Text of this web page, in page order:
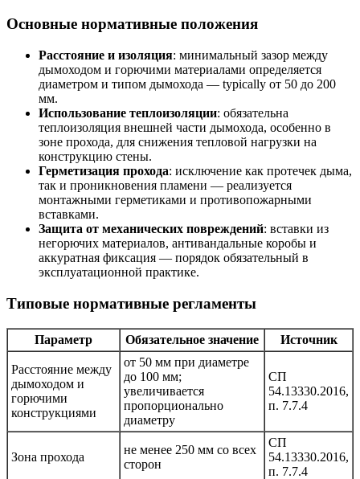
Основные нормативные положения
Расстояние и изоляция: минимальный зазор между
дымоходом и горючими материалами определяется
диаметром и типом дымохода — typically от 50 до 200
мм.
Использование теплоизоляции: обязательна
теплоизоляция внешней части дымохода, особенно в
зоне прохода, для снижения тепловой нагрузки на
конструкцию стены.
Герметизация прохода: исключение как протечек дыма,
так и проникновения пламени — реализуется
монтажными герметиками и противопожарными
вставками.
Защита от механических повреждений: вставки из
негорючих материалов, антивандальные коробы и
аккуратная фиксация — порядок обязательный в
эксплуатационной практике.
Типовые нормативные регламенты
Параметр Обязательное значение Источник
Расстояние между
дымоходом и
горючими
конструкциями
от 50 мм при диаметре
до 100 мм;
увеличивается
пропорционально
диаметру
СП
54.13330.2016,
п. 7.7.4
Зона прохода
не менее 250 мм со всех
сторон
СП
54.13330.2016,
п. 7.7.4